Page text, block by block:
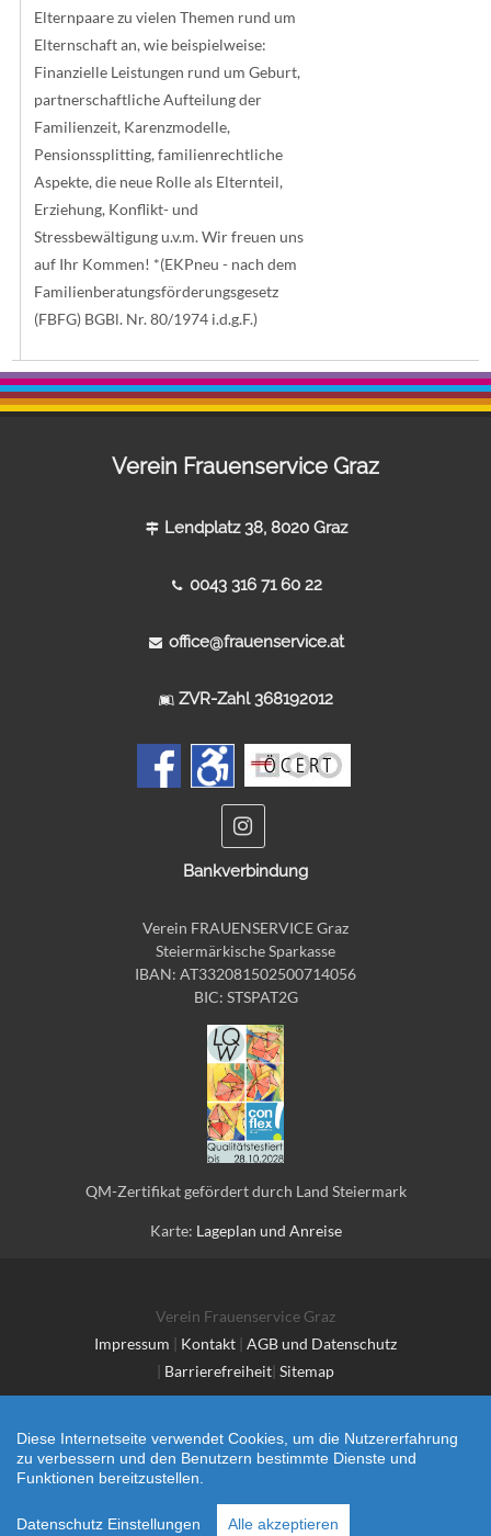
Elternpaare zu vielen Themen rund um
Elternschaft an, wie beispielweise:
Finanzielle Leistungen rund um Geburt,
partnerschaftliche Aufteilung der
Familienzeit, Karenzmodelle,
Pensionssplitting, familienrechtliche
Aspekte, die neue Rolle als Elternteil,
Erziehung, Konflikt- und
Stressbewältigung u.v.m. Wir freuen uns
auf Ihr Kommen! *(EKPneu - nach dem
Familienberatungsförderungsgesetz
(FBFG) BGBl. Nr. 80/1974 i.d.g.F.)
Verein Frauenservice Graz
Lendplatz 38, 8020 Graz
0043 316 71 60 22
office@frauenservice.at
ZVR-Zahl 368192012
Bankverbindung
Verein FRAUENSERVICE Graz
Steiermärkische Sparkasse
IBAN: AT332081502500714056
BIC: STSPAT2G
QM-Zertifikat gefördert durch Land Steiermark
Karte: Lageplan und Anreise
Verein Frauenservice Graz
Impressum | Kontakt | AGB und Datenschutz
| Barrierefreiheit| Sitemap
Diese Internetseite verwendet Cookies, um die Nutzererfahrung
zu verbessern und den Benutzern bestimmte Dienste und
Funktionen bereitzustellen.
Datenschutz Einstellungen Alle akzeptieren